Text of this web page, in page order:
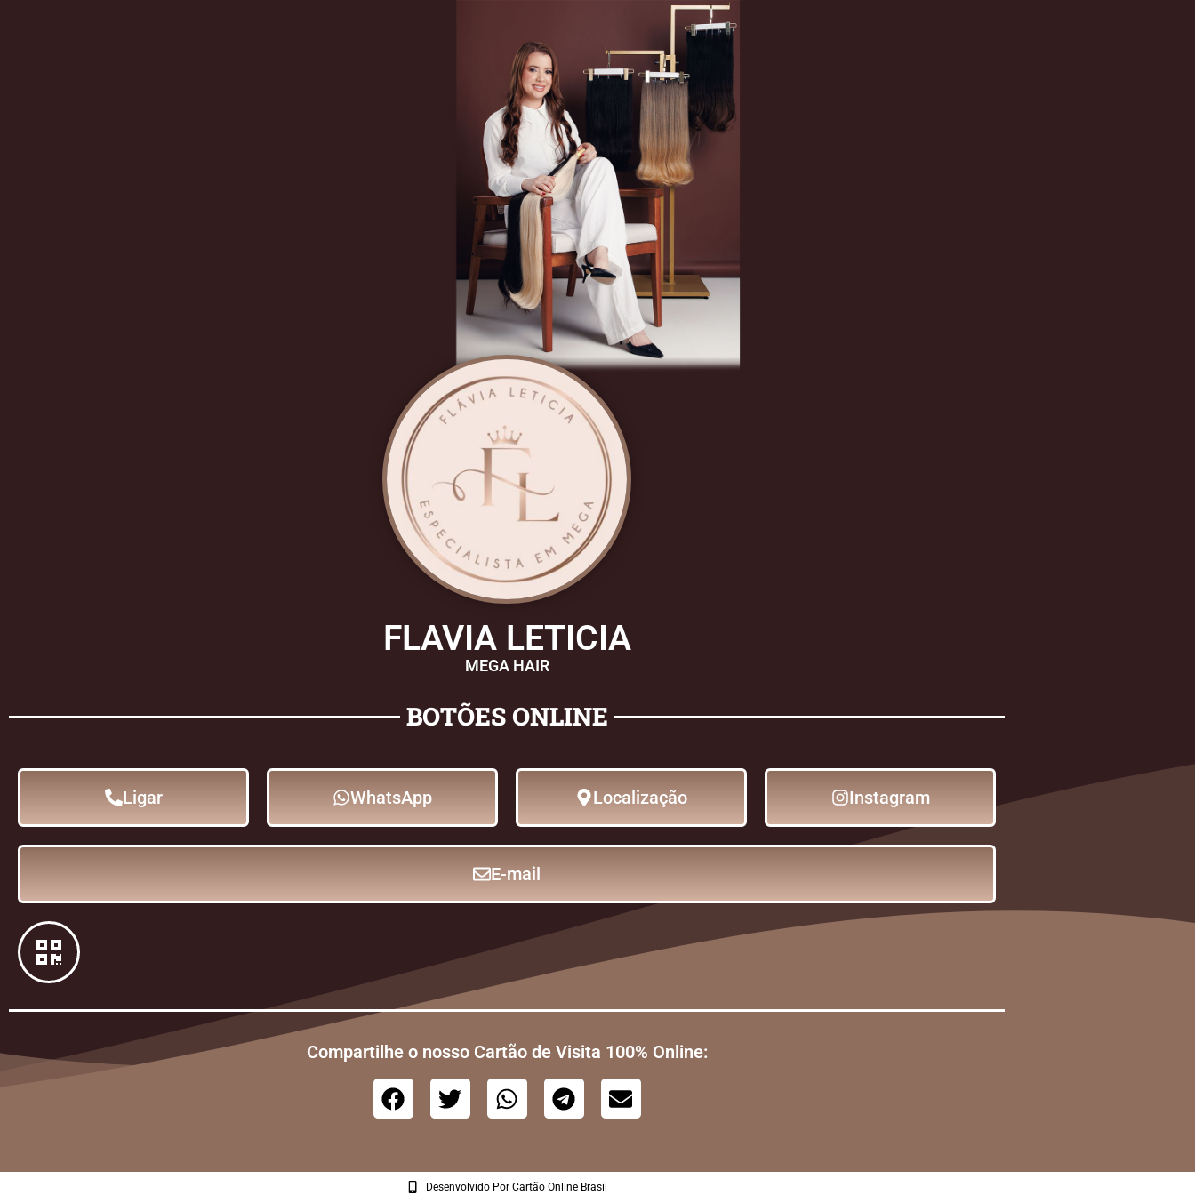
FLAVIA LETICIA
MEGA HAIR
BOTÕES ONLINE
Ligar WhatsApp Localização Instagram
E-mail
Compartilhe o nosso Cartão de Visita 100% Online:
Desenvolvido Por Cartão Online Brasil